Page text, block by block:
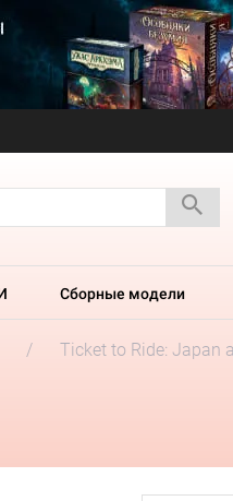
Сборные модели
Ticket to Ride: Japan